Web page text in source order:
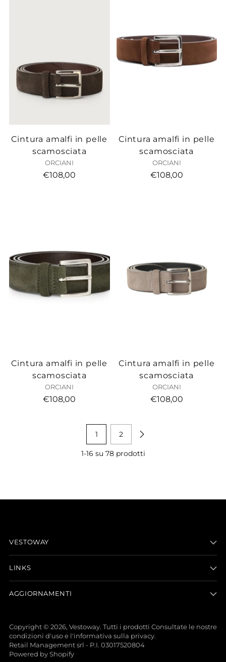
Cintura amalfi in pelle
scamosciata
ORCIANI
€108,00
Cintura amalfi in pelle
scamosciata
ORCIANI
€108,00
Cintura amalfi in pelle
scamosciata
ORCIANI
€108,00
Cintura amalfi in pelle
scamosciata
ORCIANI
€108,00
1 2
1-16 su 78 prodotti
VESTOWAY
LINKS
AGGIORNAMENTI
Copyright © 2026, Vestoway. Tutti i prodotti Consultate le nostre
condizioni d'uso e l'informativa sulla privacy.
Retail Management srl - P.I. 03017520804
Powered by Shopify